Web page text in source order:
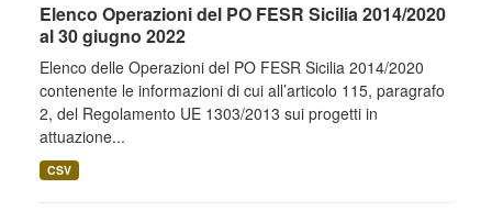
Elenco Operazioni del PO FESR Sicilia 2014/2020
al 30 giugno 2022
Elenco delle Operazioni del PO FESR Sicilia 2014/2020
contenente le informazioni di cui all’articolo 115, paragrafo
2, del Regolamento UE 1303/2013 sui progetti in
attuazione...
CSV